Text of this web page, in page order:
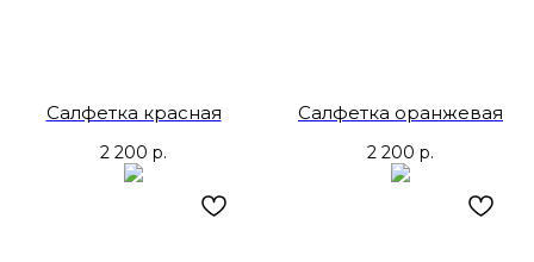
Салфетка красная
2 200 р.
Салфетка оранжевая
2 200 р.